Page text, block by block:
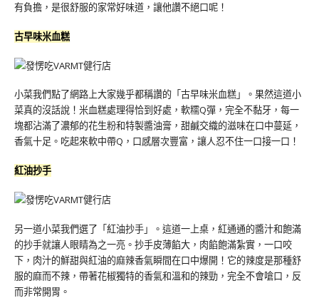
有負擔，是很舒服的家常好味道，讓他讚不絕口呢！
古早味米血糕
小菜我們點了網路上大家幾乎都稱讚的「古早味米血糕」。果然這道小
菜真的沒話說！米血糕處理得恰到好處，軟糯Q彈，完全不黏牙，每一
塊都沾滿了濃郁的花生粉和特製醬油膏，甜鹹交織的滋味在口中蔓延，
香氣十足。吃起來軟中帶Q，口感層次豐富，讓人忍不住一口接一口！
紅油抄手
另一道小菜我們選了「紅油抄手」。這道一上桌，紅通通的醬汁和飽滿
的抄手就讓人眼睛為之一亮。抄手皮薄餡大，肉餡飽滿紮實，一口咬
下，肉汁的鮮甜與紅油的麻辣香氣瞬間在口中爆開！它的辣度是那種舒
服的麻而不辣，帶著花椒獨特的香氣和溫和的辣勁，完全不會嗆口，反
而非常開胃。